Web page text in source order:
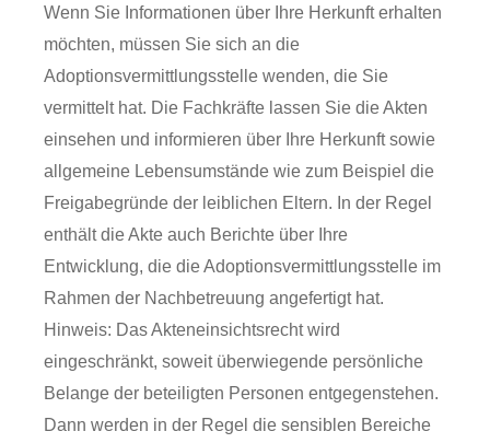
Wenn Sie Informationen über Ihre Herkunft erhalten
möchten, müssen Sie sich an die
Adoptionsvermittlungsstelle wenden, die Sie
vermittelt hat. Die Fachkräfte lassen Sie die Akten
einsehen und informieren über Ihre Herkunft sowie
allgemeine Lebensumstände wie zum Beispiel die
Freigabegründe der leiblichen Eltern. In der Regel
enthält die Akte auch Berichte über Ihre
Entwicklung, die die Adoptionsvermittlungsstelle im
Rahmen der Nachbetreuung angefertigt hat.
Hinweis: Das Akteneinsichtsrecht wird
eingeschränkt, soweit überwiegende persönliche
Belange der beteiligten Personen entgegenstehen.
Dann werden in der Regel die sensiblen Bereiche